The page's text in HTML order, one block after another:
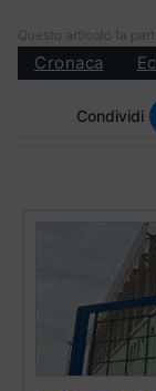
Questo articolo fa
Cronaca
Condividi